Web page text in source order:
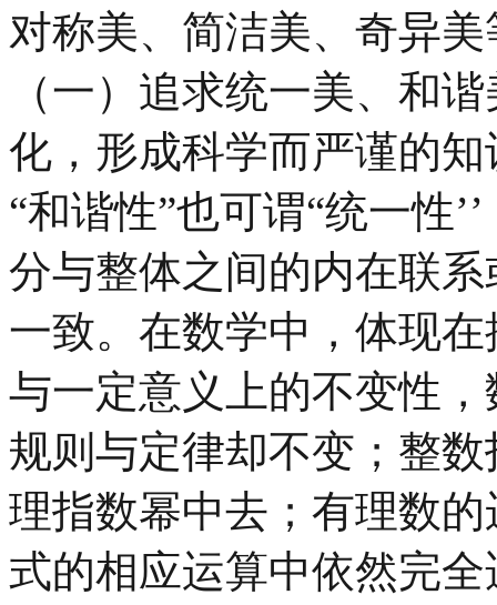
对称美、简洁美、奇异美
（一）追求统一美、和
化，形成科学而严谨的知
“和谐性”也可谓“统一性
分与整体之间的内在联
一致。在数学中，体现
与一定意义上的不变性
规则与定律却不变；整
理指数幂中去；有理数
式的相应运算中依然完